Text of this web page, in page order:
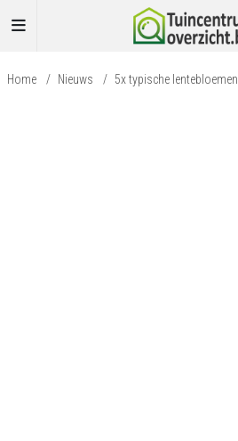
Home / Nieuws / 5x typische lentebloemen